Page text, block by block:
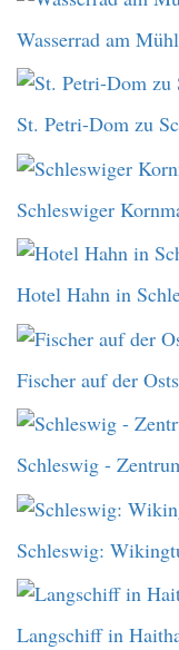
Wasserrad am
St. Petri-Dom zu
Schleswiger
Hotel Hahn in
Fischer auf der
Schleswig -
Schleswig:
Langschiff in